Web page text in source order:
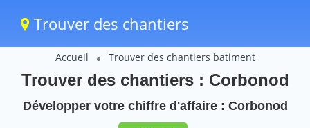
Trouver des chantiers
Accueil Trouver des chantiers batiment
Trouver des chantiers : Corbonod
Développer votre chiffre d'affaire : Corbonod